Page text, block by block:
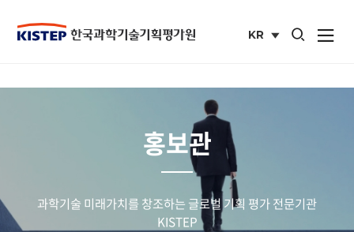
KR
통합검색 열기
사이트맵
홍보관
과학기술 미래가치를 창조하는 글로벌 기획 평가 전문기관
KISTEP